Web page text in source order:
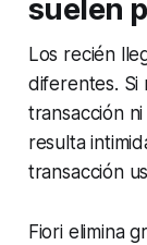
suelen
Los recién
diferentes. Si
transacción
resulta
transacción
Fiori elimina